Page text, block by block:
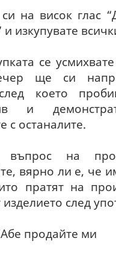
си на висок глас
изкупувате
се
ще си
което
и
с останалите.
въпрос на
вярно ли е, че
пратят на
след
продайте ми